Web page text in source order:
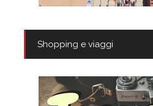
Shopping e viaggi